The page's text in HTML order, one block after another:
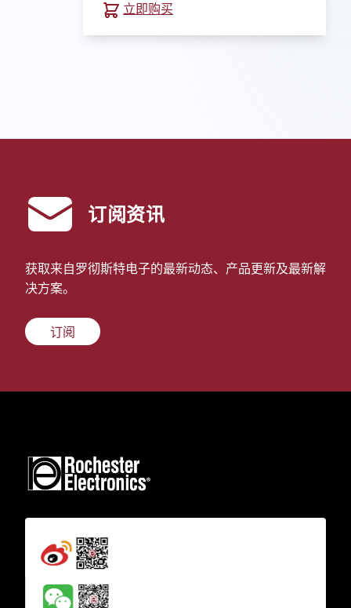
立即购买
订阅资讯
获取来自罗彻斯特电子的最新动态、产品更新及最新解
决方案。
订阅